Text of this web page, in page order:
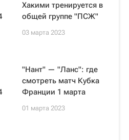
Хакими тренируется в
общей группе "ПСЖ"
03 марта 2023
"Нант" — "Ланс": где
смотреть матч Кубка
Франции 1 марта
01 марта 2023